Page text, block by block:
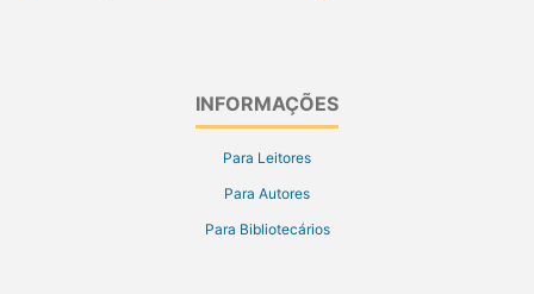
INFORMAÇÕES
Para Leitores
Para Autores
Para Bibliotecários